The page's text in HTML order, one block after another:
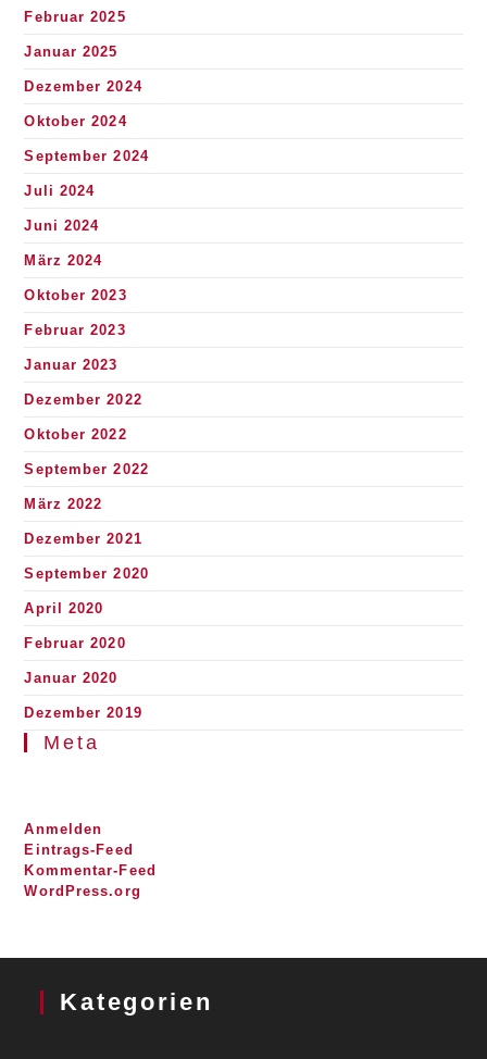
Februar 2025
Januar 2025
Dezember 2024
Oktober 2024
September 2024
Juli 2024
Juni 2024
März 2024
Oktober 2023
Februar 2023
Januar 2023
Dezember 2022
Oktober 2022
September 2022
März 2022
Dezember 2021
September 2020
April 2020
Februar 2020
Januar 2020
Dezember 2019
Meta
Anmelden
Eintrags-Feed
Kommentar-Feed
WordPress.org
Kategorien